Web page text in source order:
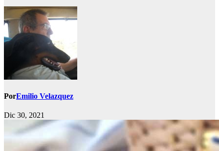
PorEmilio Velazquez
Dic 30, 2021